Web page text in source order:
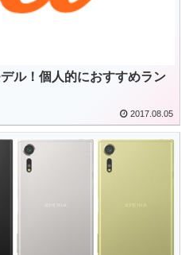
ル！個人的におすすめラン
2017.08.05